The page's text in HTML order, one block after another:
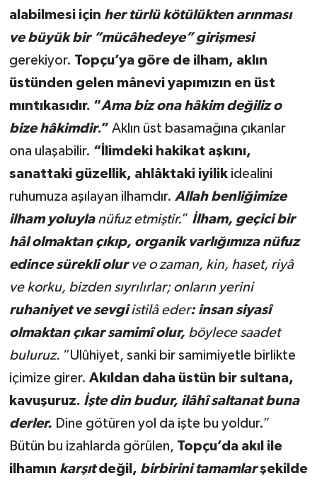
alabilmesi için her türlü kötülükten arınması
ve büyük bir “mücâhedeye” girişmesi
gerekiyor. Topçu’ya göre de ilham, aklın
üstünden gelen mânevi yapımızın en üst
mıntıkasıdır. “Ama biz ona hâkim değiliz o
bize hâkimdir.” Aklın üst basamağına çıkanlar
ona ulaşabilir. “İlimdeki hakikat aşkını,
sanattaki güzellik, ahlâktaki iyilikidealini
ruhumuza aşılayan ilhamdır. Allah benliğimize
ilham yoluylanüfuz etmiştir.” İlham, geçici bir
hâl olmaktan çıkıp, organik varlığımıza nüfuz
edince sürekli olurve o zaman, kin, haset, riyâ
ve korku, bizden sıyrılırlar; onların yerini
ruhaniyet ve sevgiistilâ eder: insan siyasî
olmaktan çıkar samimî olur, böylece saadet
buluruz. “Ulûhiyet, sanki bir samimiyetle birlikte
içimize girer. Akıldan daha üstün bir sultana,
kavuşuruz. İşte din budur, ilâhî saltanat buna
derler. Dine götüren yol da işte bu yoldur.”
Bütün bu izahlarda görülen, Topçu’da akıl ile
ilhamın karşıtdeğil, birbirini tamamlarşekilde